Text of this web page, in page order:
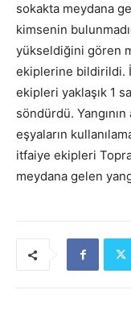
sokakta meydana
kimsenin
yükseldiğini gören
ekiplerine bildirildi.
ekipleri yaklaşık 1
söndürdü.
eşyaların
itfaiye ekipleri
meydana gelen